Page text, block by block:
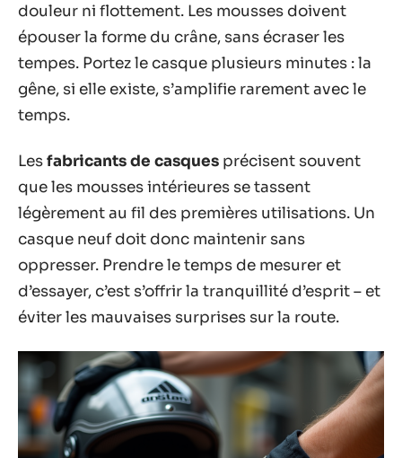
douleur ni flottement. Les mousses doivent
épouser la forme du crâne, sans écraser les
tempes. Portez le casque plusieurs minutes : la
gêne, si elle existe, s’amplifie rarement avec le
temps.
Lesfabricants de casques précisent souvent
que les mousses intérieures se tassent
légèrement au fil des premières utilisations. Un
casque neuf doit donc maintenir sans
oppresser. Prendre le temps de mesurer et
d’essayer, c’est s’offrir la tranquillité d’esprit – et
éviter les mauvaises surprises sur la route.